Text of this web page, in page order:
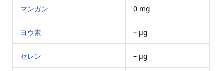
マンガン 0 mg
ヨウ素 – μg
セレン – μg